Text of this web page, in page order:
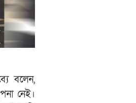
বলেন,
নেই।